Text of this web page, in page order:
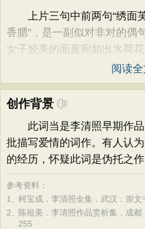
上片三句中前两句“绣面
香腮”，是一副似对非对的偶
女子姣美的面庞宛如出水荷花
阅读
创作背景
此词当是李清照早期作品
批描写爱情的词作。有人认
的经历，怀疑此词是伪托之作
参考资料：
1、柯宝成．李清照全集．武汉：崇
2、 陈祖美．李清照作品赏析集．成
255